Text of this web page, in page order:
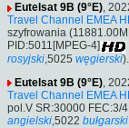
Eutelsat 9B (9°E),
Travel Channel EMEA
szyfrowania
PID:5011[MPEG-4]
rosyjski ,5025 węgierski).
Eutelsat 9B (9°E) ,
Travel Channel EMEA
pol.V SR:30000 FEC:3/
angielski,5022 bułgarski